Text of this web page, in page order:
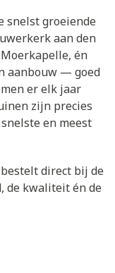
snelst groeiende
aan den
én
aanbouw — goed
er elk jaar
zijn precies
en meest
bestelt direct bij de
de kwaliteit én de